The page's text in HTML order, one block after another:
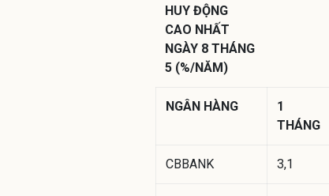
HUY ĐỘNG
CAO NHẤT
NGÀY 8 THÁNG
5 (%/NĂM)
NGÂN HÀNG
1
THÁNG
CBBANK 3,1